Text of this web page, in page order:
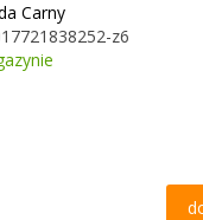
Carny
z6